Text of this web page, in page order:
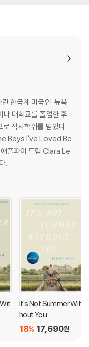
two different thing
한국계 미국인. 뉴욕
나 대학교를 졸업한 후
석사학위를 받았다.
Boys I've Loved Be
애플파이 드림 Clara Le
.
It's Not Summer Wit
hout You
17,690원
18%